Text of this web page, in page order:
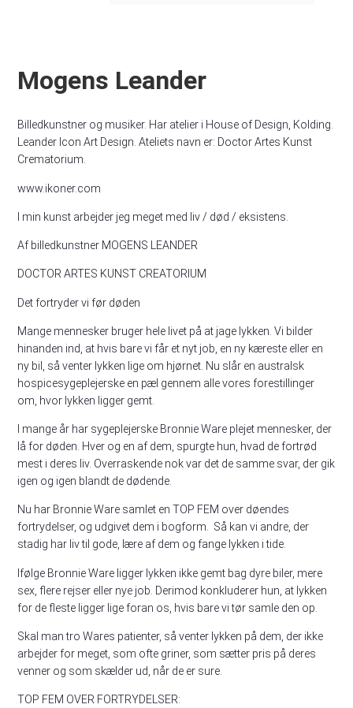
Mogens Leander
Billedkunstner og musiker. Har atelier i House of Design, Kolding.
Leander Icon Art Design. Ateliets navn er: Doctor Artes Kunst
Crematorium.
www.ikoner.com
I min kunst arbejder jeg meget med liv / død / eksistens.
Af billedkunstner MOGENS LEANDER
DOCTOR ARTES KUNST CREATORIUM
Det fortryder vi før døden
Mange mennesker bruger hele livet på at jage lykken. Vi bilder
hinanden ind, at hvis bare vi får et nyt job, en ny kæreste eller en
ny bil, så venter lykken lige om hjørnet. Nu slår en australsk
hospicesygeplejerske en pæl gennem alle vores forestillinger
om, hvor lykken ligger gemt.
I mange år har sygeplejerske Bronnie Ware plejet mennesker, der
lå for døden. Hver og en af dem, spurgte hun, hvad de fortrød
mest i deres liv. Overraskende nok var det de samme svar, der gik
igen og igen blandt de dødende.
Nu har Bronnie Ware samlet en TOP FEM over døendes
fortrydelser, og udgivet dem i bogform. Så kan vi andre, der
stadig har liv til gode, lære af dem og fange lykken i tide.
Ifølge Bronnie Ware ligger lykken ikke gemt bag dyre biler, mere
sex, flere rejser eller nye job. Derimod konkluderer hun, at lykken
for de fleste ligger lige foran os, hvis bare vi tør samle den op.
Skal man tro Wares patienter, så venter lykken på dem, der ikke
arbejder for meget, som ofte griner, som sætter pris på deres
venner og som skælder ud, når de er sure.
TOP FEM OVER FORTRYDELSER: